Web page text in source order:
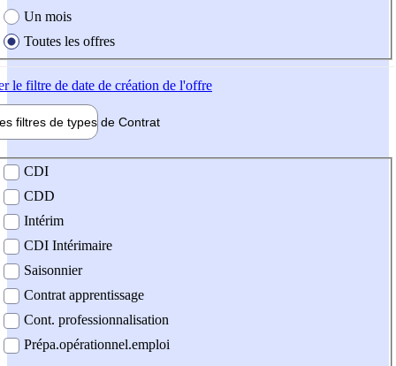
Un mois
Toutes les offres
le filtre de date de création de l'offre
filtres de types de Contrat
contrat
CDI
CDD
Intérim
CDI Intérimaire
Saisonnier
Contrat apprentissage
Cont. professionnalisation
Prépa.opérationnel.emploi